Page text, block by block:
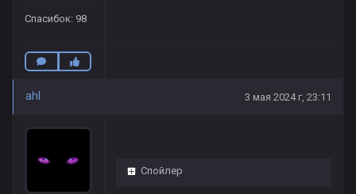
Спасибок: 98
ahl 3 мая 2024 г, 23:11
Спойлер